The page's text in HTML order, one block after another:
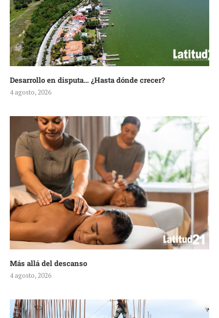
Desarrollo en disputa… ¿Hasta dónde crecer?
4 agosto, 2026
Más allá del descanso
4 agosto, 2026